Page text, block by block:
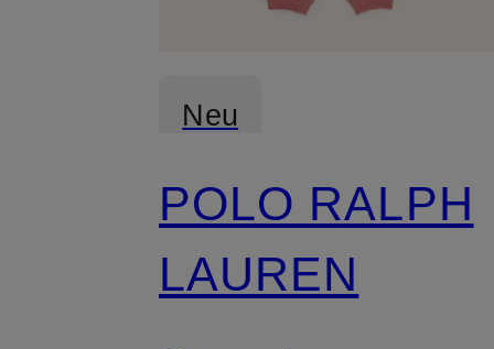
Neu
POLO RALPH
LAUREN